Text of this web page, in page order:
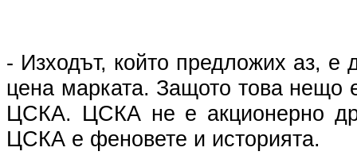
- Изходът, който предложих аз, е
цена марката. Защото това нещо
ЦСКА. ЦСКА не е акционерно
ЦСКА е феновете и историята.